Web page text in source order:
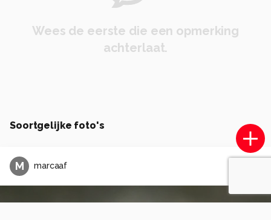
Wees de eerste die een opmerking
achterlaat.
Soortgelijke foto's
M marcaaf